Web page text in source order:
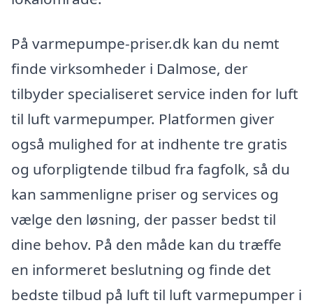
På varmepumpe-priser.dk kan du nemt
finde virksomheder i Dalmose, der
tilbyder specialiseret service inden for luft
til luft varmepumper. Platformen giver
også mulighed for at indhente tre gratis
og uforpligtende tilbud fra fagfolk, så du
kan sammenligne priser og services og
vælge den løsning, der passer bedst til
dine behov. På den måde kan du træffe
en informeret beslutning og finde det
bedste tilbud på luft til luft varmepumper i